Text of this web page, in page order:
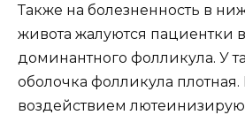
Также на болезненность в
живота жалуются пациентки
доминантного фолликула. У
оболочка фолликула
воздействием